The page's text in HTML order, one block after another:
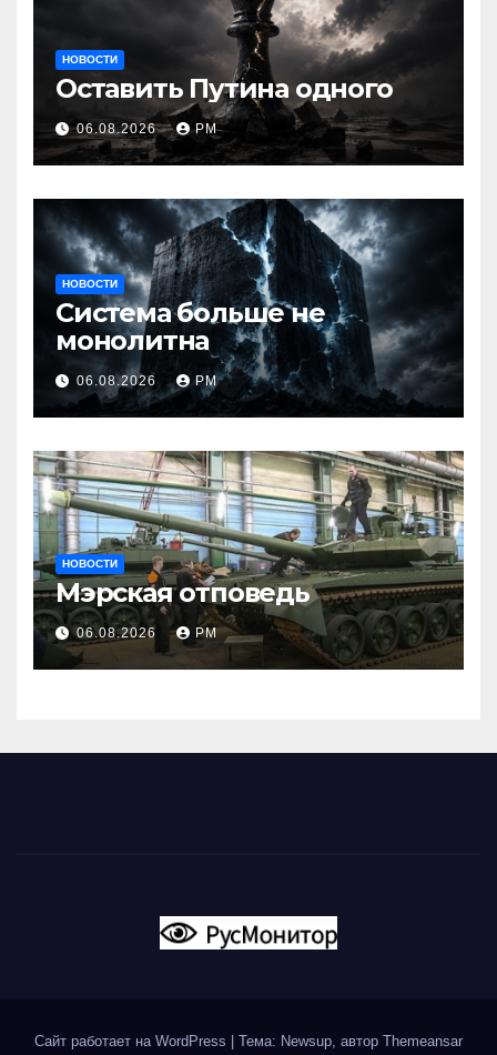
НОВОСТИ
Оставить Путина одного
06.08.2026 РМ
НОВОСТИ
Система больше не
монолитна
06.08.2026 РМ
НОВОСТИ
Мэрская отповедь
06.08.2026 РМ
Сайт работает на WordPress | Тема: Newsup, автор Themeansar